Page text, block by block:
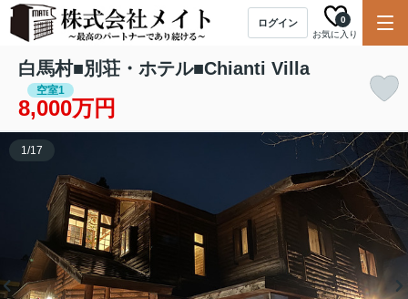
ログイン
お気に入り
0
白馬村■別荘・ホテル■Chianti Villa
空室1
8,000万円
1/17